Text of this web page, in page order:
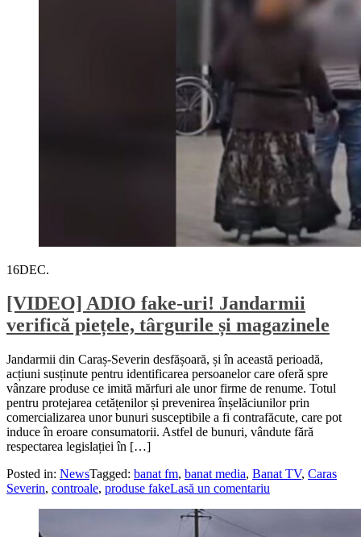
16DEC.
[VIDEO] ADIO fake-uri! Jandarmii
verifică piețele, târgurile și magazinele
Jandarmii din Caraș-Severin desfășoară, și în această perioadă,
acțiuni susținute pentru identificarea persoanelor care oferă spre
vânzare produse ce imită mărfuri ale unor firme de renume. Totul
pentru protejarea cetățenilor și prevenirea înșelăciunilor prin
comercializarea unor bunuri susceptibile a fi contrafăcute, care pot
induce în eroare consumatorii. Astfel de bunuri, vândute fără
respectarea legislației în […]
Posted in: NewsTagged: banat fm, banat media, Banat TV, Caras
Severin, controale, produse fakeLasă un comentariu